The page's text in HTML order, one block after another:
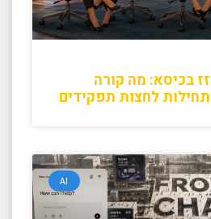
בכיסא: מה קורה
לחצות תפקידים
AI